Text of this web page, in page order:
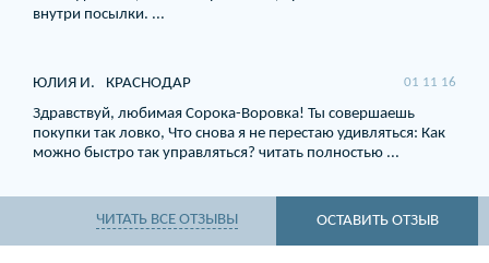
внутри посылки. ...
ЮЛИЯ И. КРАСНОДАР 01 11 16
Здравствуй, любимая Сорока-Воровка! Ты совершаешь
покупки так ловко, Что снова я не перестаю удивляться: Как
можно быстро так управляться? читать полностью ...
ЧИТАТЬ ВСЕ ОТЗЫВЫ ОСТАВИТЬ ОТЗЫВ